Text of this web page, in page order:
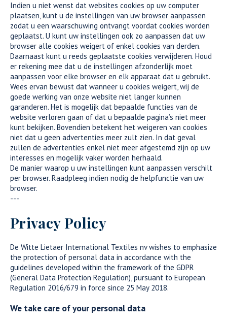
Indien u niet wenst dat websites cookies op uw computer
plaatsen, kunt u de instellingen van uw browser aanpassen
zodat u een waarschuwing ontvangt voordat cookies worden
geplaatst. U kunt uw instellingen ook zo aanpassen dat uw
browser alle cookies weigert of enkel cookies van derden.
Daarnaast kunt u reeds geplaatste cookies verwijderen. Houd
er rekening mee dat u de instellingen afzonderlijk moet
aanpassen voor elke browser en elk apparaat dat u gebruikt.
Wees ervan bewust dat wanneer u cookies weigert, wij de
goede werking van onze website niet langer kunnen
garanderen. Het is mogelijk dat bepaalde functies van de
website verloren gaan of dat u bepaalde pagina’s niet meer
kunt bekijken. Bovendien betekent het weigeren van cookies
niet dat u geen advertenties meer zult zien. In dat geval
zullen de advertenties enkel niet meer afgestemd zijn op uw
interesses en mogelijk vaker worden herhaald.
De manier waarop u uw instellingen kunt aanpassen verschilt
per browser. Raadpleeg indien nodig de helpfunctie van uw
browser.
---
Privacy Policy
De Witte Lietaer International Textiles nv wishes to emphasize
the protection of personal data in accordance with the
guidelines developed within the framework of the GDPR
(General Data Protection Regulation), pursuant to European
Regulation 2016/679 in force since 25 May 2018.
We take care of your personal data